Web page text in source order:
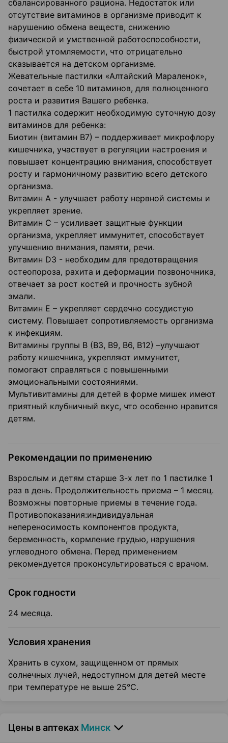
сбалансированного рациона. Недостаток или
отсутствие витаминов в организме приводит к
нарушению обмена веществ, снижению
физической и умственной работоспособности,
быстрой утомляемости, что отрицательно
сказывается на детском организме.
Жевательные пастилки «Алтайский Мараленок»,
сочетает в себе 10 витаминов, для полноценного
роста и развития Вашего ребенка.
1 пастилка содержит необходимую суточную дозу
витаминов для ребенка:
Биотин (витамин В7) – поддерживает микрофлору
кишечника, участвует в регуляции настроения и
повышает концентрацию внимания, способствует
росту и гармоничному развитию всего детского
организма.
Витамин А - улучшает работу нервной системы и
укрепляет зрение.
Витамин С – усиливает защитные функции
организма, укрепляет иммунитет, способствует
улучшению внимания, памяти, речи.
Витамин D3 - необходим для предотвращения
остеопороза, рахита и деформации позвоночника,
отвечает за рост костей и прочность зубной
эмали.
Витамин Е – укрепляет сердечно сосудистую
систему. Повышает сопротивляемость организма
к инфекциям.
Витамины группы В (В3, В9, В6, В12) –улучшают
работу кишечника, укрепляют иммунитет,
помогают справляться с повышенными
эмоциональными состояниями.
Мультивитамины для детей в форме мишек имеют
приятный клубничный вкус, что особенно нравится
детям.
Рекомендации по применению
Взрослым и детям старше 3-х лет по 1 пастилке 1
раз в день. Продолжительность приема – 1 месяц.
Возможны повторные приемы в течение года.
Противопоказания:индивидуальная
непереносимость компонентов продукта,
беременность, кормление грудью, нарушения
углеводного обмена. Перед применением
рекомендуется проконсультироваться с врачом.
Срок годности
24 месяца.
Условия хранения
Хранить в сухом, защищенном от прямых
солнечных лучей, недоступном для детей месте
при температуре не выше 25°С.
Цены в аптеках Минск